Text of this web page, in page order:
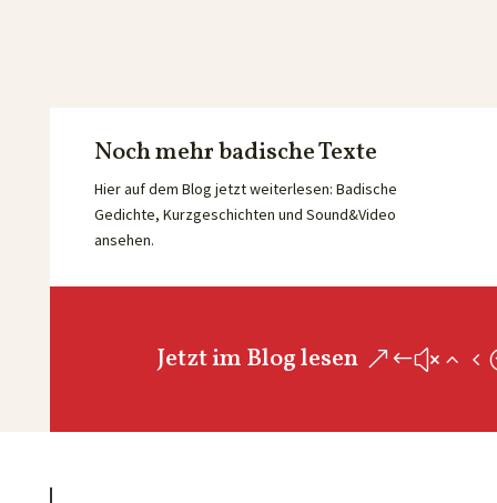
Noch mehr badische Texte
Hier auf dem Blog jetzt weiterlesen: Badische
Gedichte, Kurzgeschichten und Sound&Video
ansehen.
Jetzt im Blog lesen